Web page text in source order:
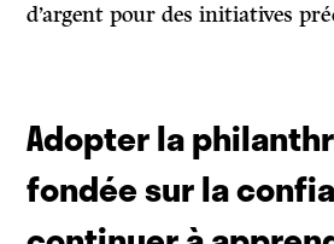
d’argent pour des initiatives
Adopter la
fondée sur la